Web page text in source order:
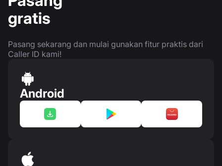
gratis
Pasang sekarang dan mulai gunakan fitur praktis dari
Caller ID kami!
Android